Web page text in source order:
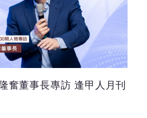
奮董事長專訪 逢甲人月刊